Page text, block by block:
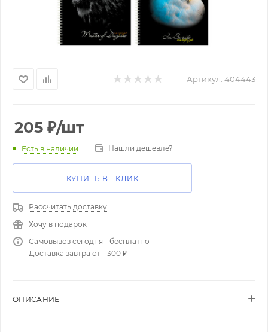
Артикул: 404443
205 ₽/шт
Есть в наличии Нашли дешевле?
КУПИТЬ В 1 КЛИК
Рассчитать доставку
Хочу в подарок
Самовывоз сегодня - бесплатно
Доставка завтра от - 300 ₽
ОПИСАНИЕ